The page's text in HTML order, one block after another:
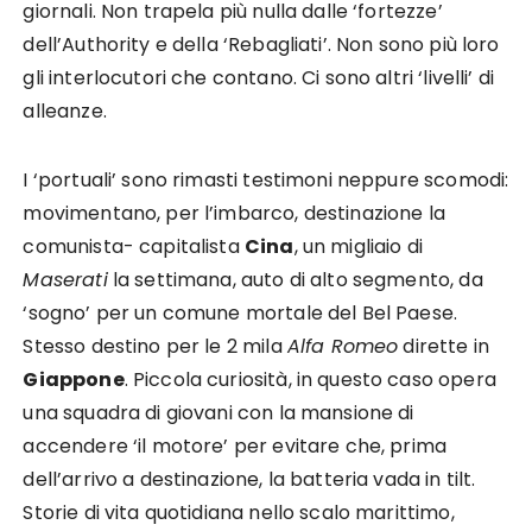
giornali. Non trapela più nulla dalle ‘fortezze’
dell’Authority e della ‘Rebagliati’. Non sono più loro
gli interlocutori che contano. Ci sono altri ‘livelli’ di
alleanze.
I ‘portuali’ sono rimasti testimoni neppure scomodi:
movimentano, per l’imbarco, destinazione la
comunista- capitalista Cina, un migliaio di
Maseratila settimana, auto di alto segmento, da
‘sogno’ per un comune mortale del Bel Paese.
Stesso destino per le 2 milaAlfa Romeodirette in
Giappone. Piccola curiosità, in questo caso opera
una squadra di giovani con la mansione di
accendere ‘il motore’ per evitare che, prima
dell’arrivo a destinazione, la batteria vada in tilt.
Storie di vita quotidiana nello scalo marittimo,